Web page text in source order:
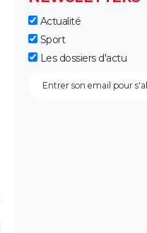
Actualité
Sport
Les dossiers d'actu